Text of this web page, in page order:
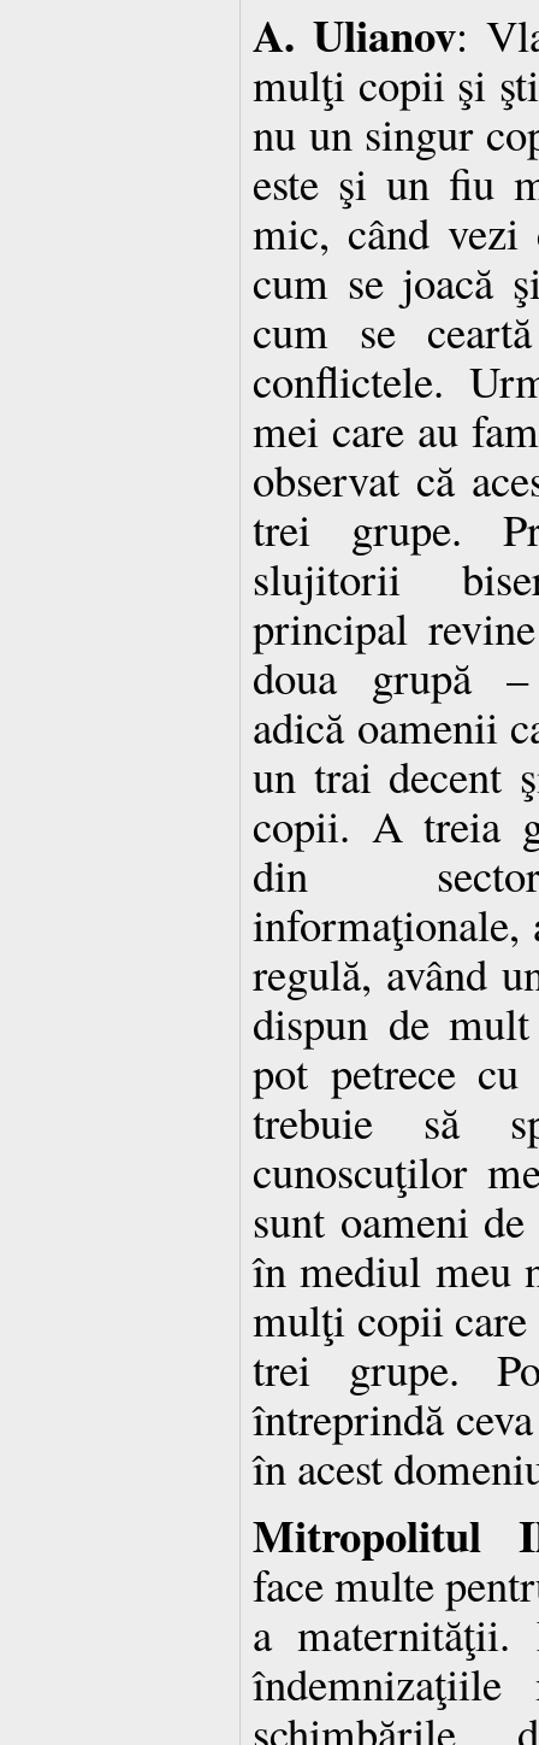
A. Ulianov:
mulţi copii şi
nu un singur
este şi un fiu
mic, când
cum se joacă
cum se
conflictele.
mei care au
observat că
trei grupe.
slujitorii
principal
doua grupă –
adică oamenii
un trai decent
copii. A treia
din
informaţionale,
regulă, având
dispun de
pot petrece
trebuie să
cunoscuţilor
sunt oameni
în mediul meu
mulţi copii care
trei grupe.
întreprindă
în acest
Mitropolitul
face multe
a maternităţii.
îndemnizaţiile
schimbările